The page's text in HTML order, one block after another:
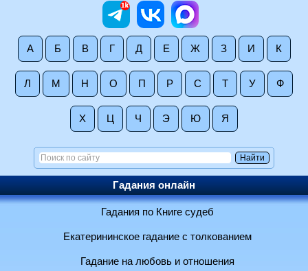
А Б В Г Д Е Ж З И К
Л М Н О П Р С Т У Ф
Х Ц Ч Э Ю Я
Гадания онлайн
Гадания по Книге судеб
Екатерининское гадание с толкованием
Гадание на любовь и отношения